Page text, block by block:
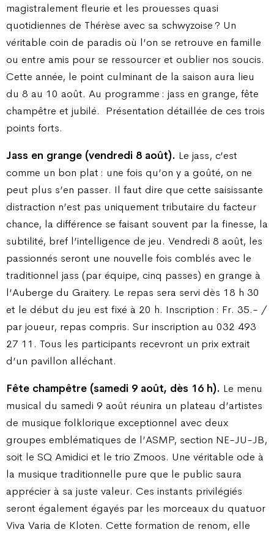
magistralement fleurie et les prouesses quasi
quotidiennes de Thérèse avec sa schwyzoise ? Un
véritable coin de paradis où l’on se retrouve en famille
ou entre amis pour se ressourcer et oublier nos soucis.
Cette année, le point culminant de la saison aura lieu
du 8 au 10 août. Au programme : jass en grange, fête
champêtre et jubilé. Présentation détaillée de ces trois
points forts.
Jass en grange (vendredi 8 août). Le jass, c’est
comme un bon plat : une fois qu’on y a goûté, on ne
peut plus s’en passer. Il faut dire que cette saisissante
distraction n’est pas uniquement tributaire du facteur
chance, la différence se faisant souvent par la finesse, la
subtilité, bref l’intelligence de jeu. Vendredi 8 août, les
passionnés seront une nouvelle fois comblés avec le
traditionnel jass (par équipe, cinq passes) en grange à
l’Auberge du Graitery. Le repas sera servi dès 18 h 30
et le début du jeu est fixé à 20 h. Inscription : Fr. 35.- /
par joueur, repas compris. Sur inscription au 032 493
27 11. Tous les participants recevront un prix extrait
d’un pavillon alléchant.
Fête champêtre (samedi 9 août, dès 16 h). Le menu
musical du samedi 9 août réunira un plateau d’artistes
de musique folklorique exceptionnel avec deux
groupes emblématiques de l’ASMP, section NE-JU-JB,
soit le SQ Amidici et le trio Zmoos. Une véritable ode à
la musique traditionnelle pure que le public saura
apprécier à sa juste valeur. Ces instants privilégiés
seront également égayés par les morceaux du quatuor
Viva Varia de Kloten. Cette formation de renom, elle